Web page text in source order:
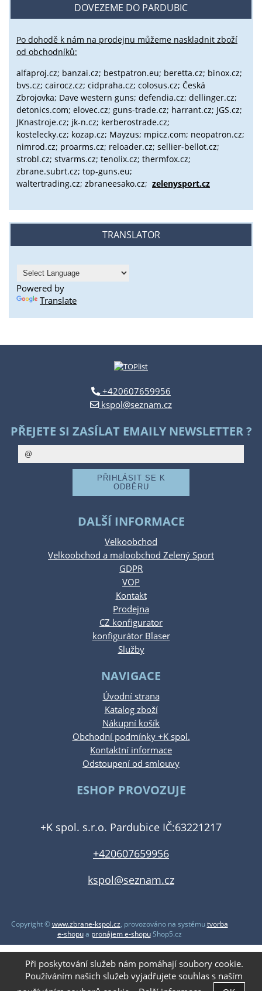
DOVEZEME DO PARDUBIC
Po dohodě k nám na prodejnu můžeme naskladnit zboží
od obchodníků:
alfaproj.cz; banzai.cz; bestpatron.eu; beretta.cz; binox.cz;
bvs.cz; cairocz.cz; cidpraha.cz; colosus.cz; Česká
Zbrojovka; Dave western guns; defendia.cz; dellinger.cz;
detonics.com; elovec.cz; guns-trade.cz; harrant.cz; JGS.cz;
JKnastroje.cz; jk-n.cz; kerberostrade.cz;
kostelecky.cz; kozap.cz; Mayzus; mpicz.com; neopatron.cz;
nimrod.cz; proarms.cz; reloader.cz; sellier-bellot.cz;
strobl.cz; stvarms.cz; tenolix.cz; thermfox.cz;
zbrane.subrt.cz; top-guns.eu;
waltertrading.cz; zbraneesako.cz; zelenysport.cz
TRANSLATOR
Powered by
Translate
+420607659956
kspol@seznam.cz
PŘEJETE SI ZASÍLAT EMAILY NEWSLETTER ?
DALŠÍ INFORMACE
Velkoobchod
Velkoobchod a maloobchod Zelený Sport
GDPR
VOP
Kontakt
Prodejna
CZ konfigurator
konfigurátor Blaser
Služby
NAVIGACE
Úvodní strana
Katalog zboží
Nákupní košík
Obchodní podmínky +K spol.
Kontaktní informace
Odstoupení od smlouvy
ESHOP PROVOZUJE
+K spol. s.r.o. Pardubice IČ:63221217
+420607659956
kspol@seznam.cz
Copyright ©www.zbrane-kspol.cz, provozováno na systémutvorba
e-shopua pronájem e-shopuShop5.cz
Při poskytování služeb nám pomáhají soubory cookie.
Používáním našich služeb vyjadřujete souhlas s naším